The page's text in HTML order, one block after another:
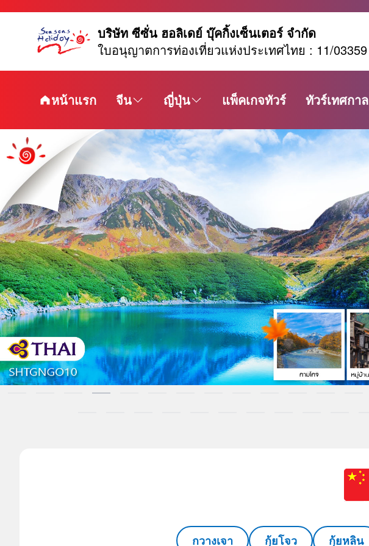
บริษัท ซีซั่น ฮอลิเดย์ บุ๊คกิ้งเซ็นเตอร์ จำกัด
ใบอนุญาตการท่องเที่ยวแห่งประเทศไทย : 11/03359
หน้าแรก จีน ญี่ปุ่น แพ็คเกจทัวร์ ทัวร์เทศกาล
กวางเจา กุ้ยโจว กุ้ยหลิน